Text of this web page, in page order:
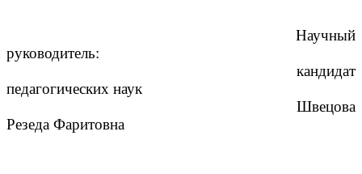
Научный
руководитель:
кандидат
педагогических наук
Швецова
Резеда Фаритовна